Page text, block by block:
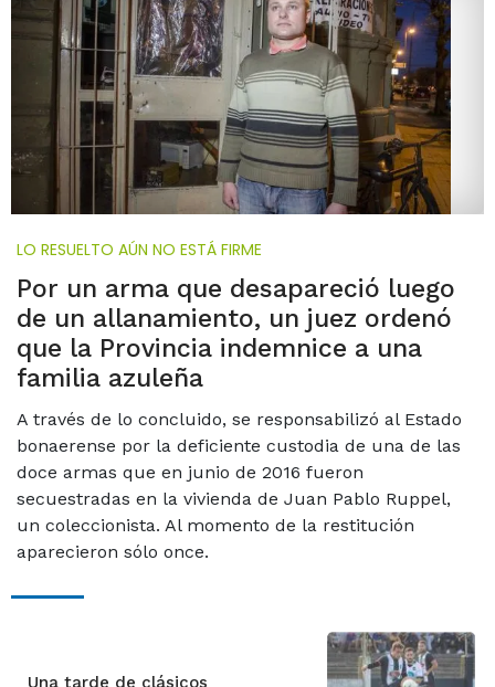
LO RESUELTO AÚN NO ESTÁ FIRME
Por un arma que desapareció luego
de un allanamiento, un juez ordenó
que la Provincia indemnice a una
familia azuleña
A través de lo concluido, se responsabilizó al Estado
bonaerense por la deficiente custodia de una de las
doce armas que en junio de 2016 fueron
secuestradas en la vivienda de Juan Pablo Ruppel,
un coleccionista. Al momento de la restitución
aparecieron sólo once.
Una tarde de clásicos